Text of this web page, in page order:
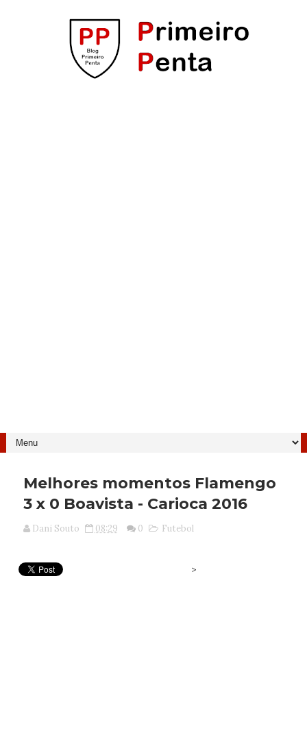
Melhores momentos Flamengo
3 x 0 Boavista - Carioca 2016
Dani Souto 08:29 0 Futebol
>